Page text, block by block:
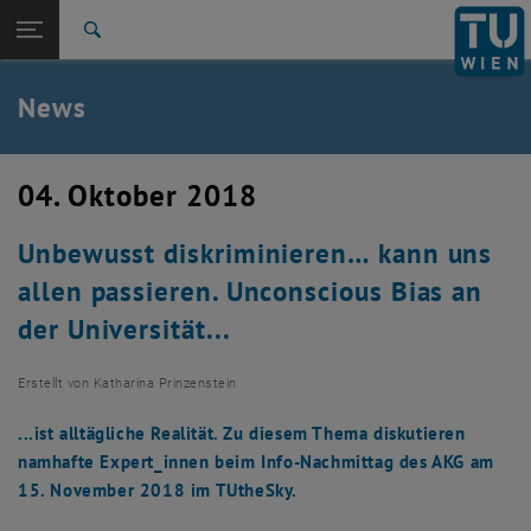
TU Login
Quicklinks
Quicklinks-Menü umschalten
Studium
Zurück: Subseiten von Aktuelles auflisten
Zurück zur letzten Ebene:
Aktuelles
News
News
04. Oktober 2018
Unbewusst diskriminieren… kann uns
allen passieren. Unconscious Bias an
der Universität...
Erstellt von Katharina Prinzenstein
...ist alltägliche Realität. Zu diesem Thema diskutieren
namhafte Expert_innen beim Info-Nachmittag des AKG am
15. November 2018 im TUtheSky.